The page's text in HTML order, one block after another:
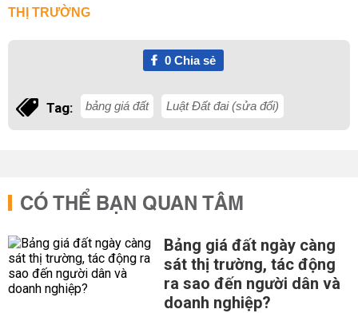
THỊ TRƯỜNG
0Chia sẻ
Tag: bảng giá đất Luật Đất đai (sửa đổi)
CÓ THỂ BẠN QUAN TÂM
Bảng giá đất ngày càng
sát thị trường, tác động
ra sao đến người dân và
doanh nghiệp?